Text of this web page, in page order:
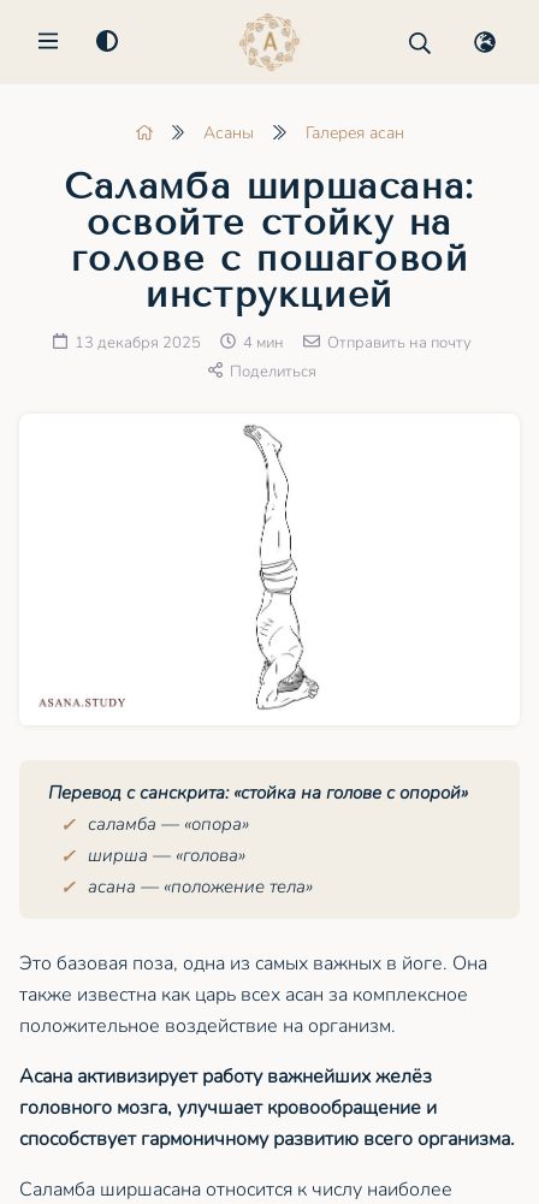
MENU
Асаны Галерея асан
Саламба ширшасана:
освойте стойку на
голове с пошаговой
инструкцией
13 декабря 2025 4 мин
Отправить на почту
Поделиться
Перевод с санскрита: «стойка на голове с опорой»
саламба — «опора»
ширша — «голова»
асана — «положение тела»
Это базовая поза, одна из самых важных в йоге. Она
также известна как царь всех асан за комплексное
положительное воздействие на организм.
Асана активизирует работу важнейших желёз
головного мозга, улучшает кровообращение и
способствует гармоничному развитию всего организма.
Саламба ширшасана относится к числу наиболее